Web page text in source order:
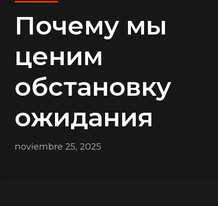
Почему мы
ценим
обстановку
ожидания
noviembre 25, 2025